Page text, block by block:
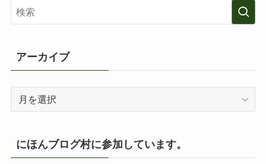
リ
ー
アーカイブ
イ
ブ
にほんブログ村に参加しています。